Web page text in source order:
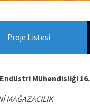
Proje Listesi
Mühendisliği 16.
MAĞAZACILIK